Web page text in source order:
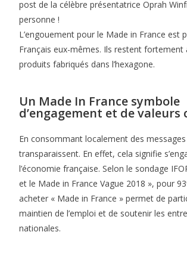
post de la célèbre présentatrice Oprah
personne !
L’engouement pour le Made in France est
Français eux-mêmes. Ils restent fortement
produits fabriqués dans l’hexagone.
Un Made In France symbole
d’engagement et de valeurs
En consommant localement des
transparaissent. En effet, cela signifie
l’économie française. Selon le sondage
et le Made in France Vague 2018 », pour
acheter « Made in France » permet de
maintien de l’emploi et de soutenir les
nationales.